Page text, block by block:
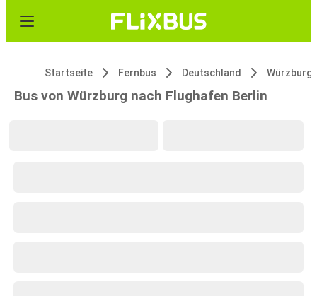
Startseite Fernbus Deutschland Würzburg
Bus von Würzburg nach Flughafen Berlin